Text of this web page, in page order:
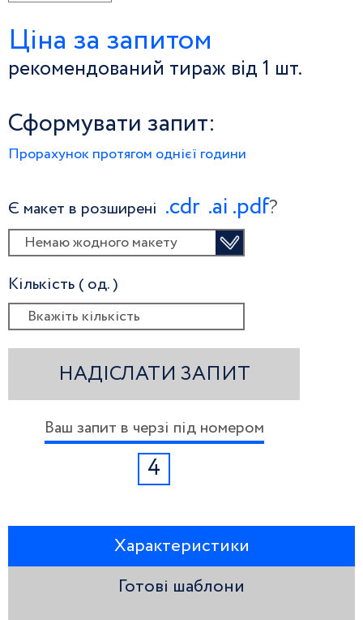
Ціна за запитом
рекомендований тираж від 1 шт.
Сформувати запит:
Прорахунок протягом однієї години
Є макет в розширені .сdr .ai .pdf?
Немаю жодного макету
Кількість ( од. )
НАДІСЛАТИ ЗАПИТ
Ваш запит в черзі під номером
4
Характеристики
Готові шаблони